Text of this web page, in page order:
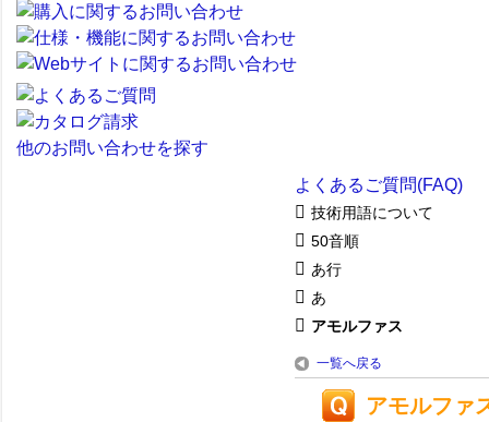
他のお問い合わせを探す
よくあるご質問(FAQ)
技術用語について
50音順
あ行
あ
アモルファス
一覧へ戻る
アモルファ